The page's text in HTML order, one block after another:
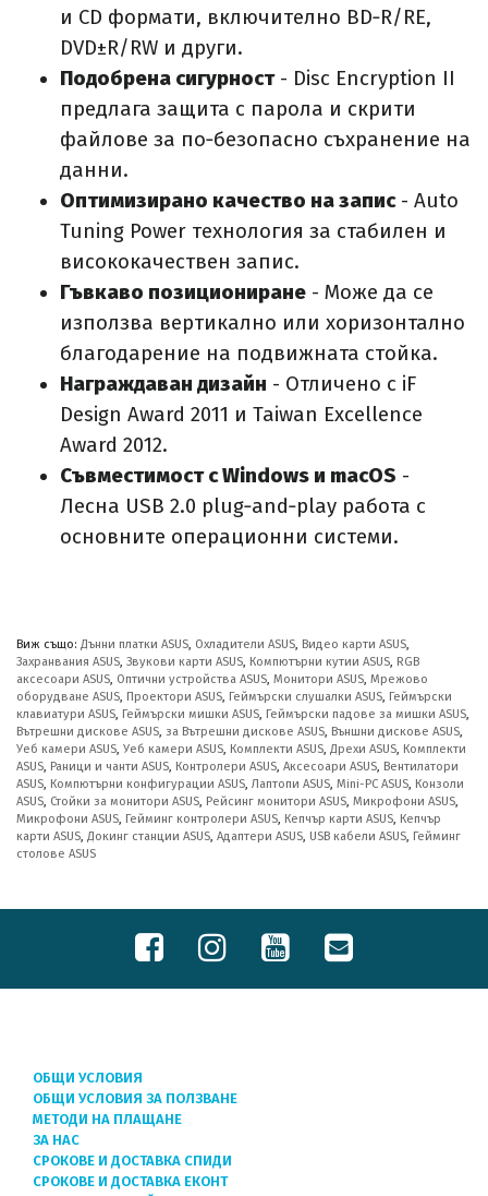
и CD формати, включително BD‑R/RE,
DVD±R/RW и други.
Подобрена сигурност- Disc Encryption II
предлага защита с парола и скрити
файлове за по‑безопасно съхранение на
данни.
Оптимизирано качество на запис- Auto
Tuning Power технология за стабилен и
висококачествен запис.
Гъвкаво позициониране - Може да се
използва вертикално или хоризонтално
благодарение на подвижната стойка.
Награждаван дизайн - Отличено с iF
Design Award 2011 и Taiwan Excellence
Award 2012.
Съвместимост с Windows и macOS -
Лесна USB 2.0 plug‑and‑play работа с
основните операционни системи.
Виж също: Дънни платки ASUS, Охладители ASUS, Видео карти ASUS,
Захранвания ASUS, Звукови карти ASUS, Компютърни кутии ASUS, RGB
аксесоари ASUS, Оптични устройства ASUS, Монитори ASUS, Мрежово
оборудване ASUS, Проектори ASUS, Геймърски слушалки ASUS, Геймърски
клавиатури ASUS, Геймърски мишки ASUS, Геймърски падове за мишки ASUS,
Вътрешни дискове ASUS, за Вътрешни дискове ASUS, Външни дискове ASUS,
Уеб камери ASUS, Уеб камери ASUS, Комплекти ASUS, Дрехи ASUS, Комплекти
ASUS, Раници и чанти ASUS, Контролери ASUS, Аксесоари ASUS, Вентилатори
ASUS, Компютърни конфигурации ASUS, Лаптопи ASUS, Mini-PC ASUS, Конзоли
ASUS, Стойки за монитори ASUS, Рейсинг монитори ASUS, Микрофони ASUS,
Микрофони ASUS, Гейминг контролери ASUS, Кепчър карти ASUS, Кепчър
карти ASUS, Докинг станции ASUS, Адаптери ASUS, USB кабели ASUS, Гейминг
столове ASUS
ОБЩИ УСЛОВИЯ
ОБЩИ УСЛОВИЯ ЗА ПОЛЗВАНЕ
МЕТОДИ НА ПЛАЩАНЕ
ЗА НАС
СРОКОВЕ И ДОСТАВКА СПИДИ
СРОКОВЕ И ДОСТАВКА ЕКОНТ